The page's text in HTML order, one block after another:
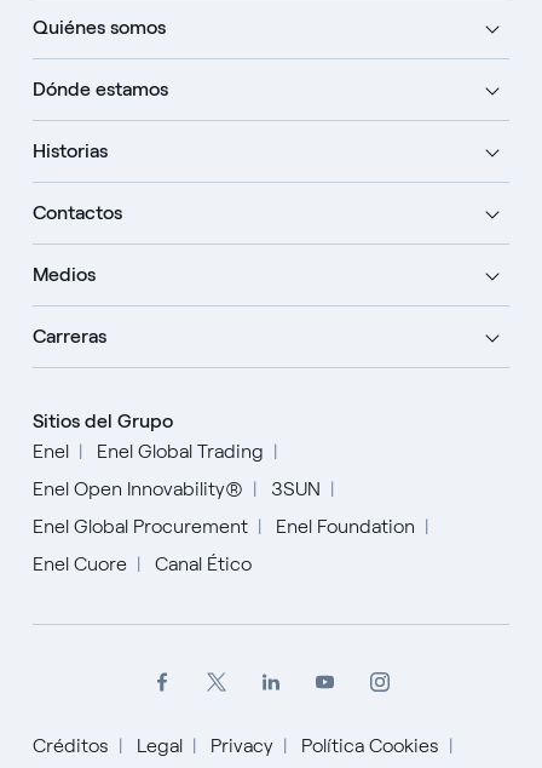
Quiénes somos
Dónde estamos
Historias
Contactos
Medios
Carreras
Sitios del Grupo
Enel
Enel Global Trading
Enel Open Innovability®
3SUN
Enel Global Procurement
Enel Foundation
Enel Cuore
Canal Ético
Créditos Legal Privacy Política Cookies